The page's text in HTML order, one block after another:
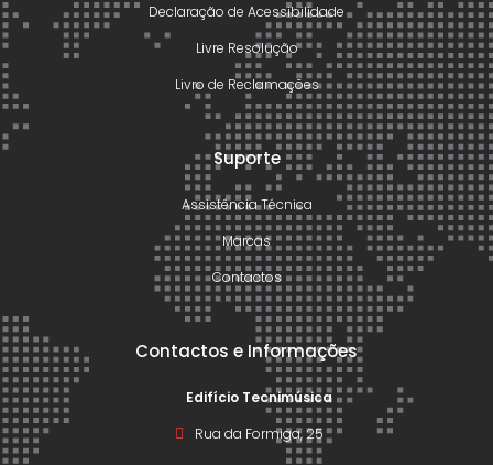
Declaração de Acessibilidade
Livre Resolução
Livro de Reclamações
Suporte
Assistência Técnica
Marcas
Contactos
Contactos e Informações
Edifício Tecnimúsica
Rua da Formiga, 25